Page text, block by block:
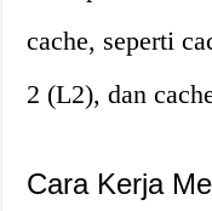
cache, seperti
2 (L2), dan
Cara Kerja